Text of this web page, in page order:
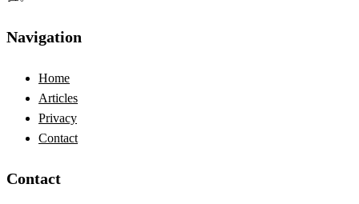
Navigation
Home
Articles
Privacy
Contact
Contact